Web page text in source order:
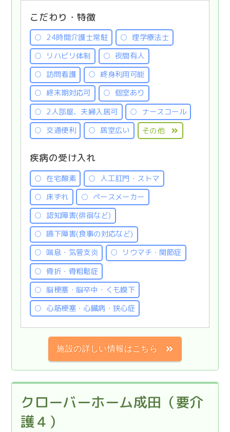
こだわり・特徴
24時間介護士常駐
理学療法士
リハビリ体制
夜間有人
訪問看護
終身利用可能
終末期対応可
個室あり
2人部屋、夫婦入居可
ナースコール
交通便利
居室広い その他
疾病の受け入れ
在宅酸素
人工肛門・ストマ
床ずれ
ペースメーカー
認知障害(徘徊など)
嚥下障害(食事の対応など)
喘息・気管支炎
リウマチ・関節症
骨折・骨粗鬆症
脳梗塞・脳卒中・くも膜下
心筋梗塞・心臓病・狭心症
施設の詳しい情報はこちら
クローバーホーム成田（要介
護４）